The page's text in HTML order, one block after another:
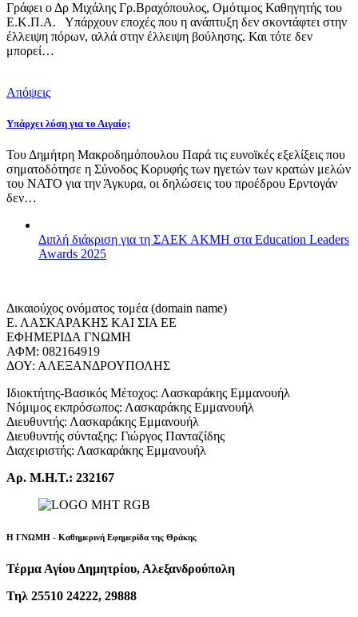
Γράφει ο Δρ Μιχάλης Γρ.Βραχόπουλος, Ομότιμος Καθηγητής του
Ε.Κ.Π.Α. Υπάρχουν εποχές που η ανάπτυξη δεν σκοντάφτει στην
έλλειψη πόρων, αλλά στην έλλειψη βούλησης. Και τότε δεν
μπορεί…
Απόψεις
Υπάρχει λύση για το Αιγαίο;
Του Δημήτρη Μακροδημόπουλου Παρά τις ευνοϊκές εξελίξεις που
σηματοδότησε η Σύνοδος Κορυφής των ηγετών των κρατών μελών
του ΝΑΤΟ για την Άγκυρα, οι δηλώσεις του προέδρου Ερντογάν
δεν…
Διπλή διάκριση για τη ΣΑΕΚ ΑΚΜΗ στα Education Leaders
Awards 2025
Δικαιούχος ονόματος τομέα (domain name)
Ε. ΛΑΣΚΑΡΑΚΗΣ ΚΑΙ ΣΙΑ ΕΕ
ΕΦΗΜΕΡΙΔΑ ΓΝΩΜΗ
ΑΦΜ: 082164919
ΔΟΥ: ΑΛΕΞΑΝΔΡΟΥΠΟΛΗΣ
Ιδιοκτήτης-Βασικός Μέτοχος: Λασκαράκης Εμμανουήλ
Νόμιμος εκπρόσωπος: Λασκαράκης Εμμανουήλ
Διευθυντής: Λασκαράκης Εμμανουήλ
Διευθυντής σύνταξης: Γιώργος Πανταζίδης
Διαχειριστής: Λασκαράκης Εμμανουήλ
Αρ. Μ.Η.Τ.: 232167
Η ΓΝΩΜΗ - Καθημερινή Εφημερίδα της Θράκης
Τέρμα Αγίου Δημητρίου, Αλεξανδρούπολη
Τηλ 25510 24222, 29888